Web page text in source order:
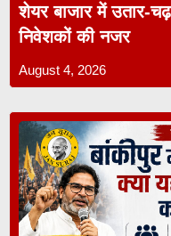
शेयर बाजार में उतार-
निवेशकों की नजर
August 4, 2026